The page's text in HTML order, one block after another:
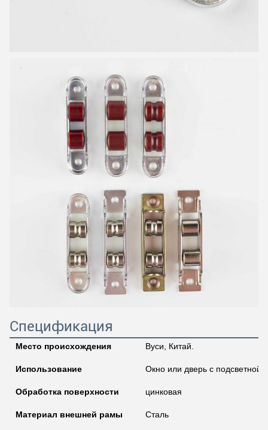
Спецификация
Место происхождения Вуси, Китай.
Использование Окно или дверь с подсветной
Обработка поверхности цинковая
Материал внешней рамы Сталь